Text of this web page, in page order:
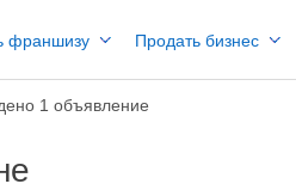
франшизу Продать бизнес
1 объявление